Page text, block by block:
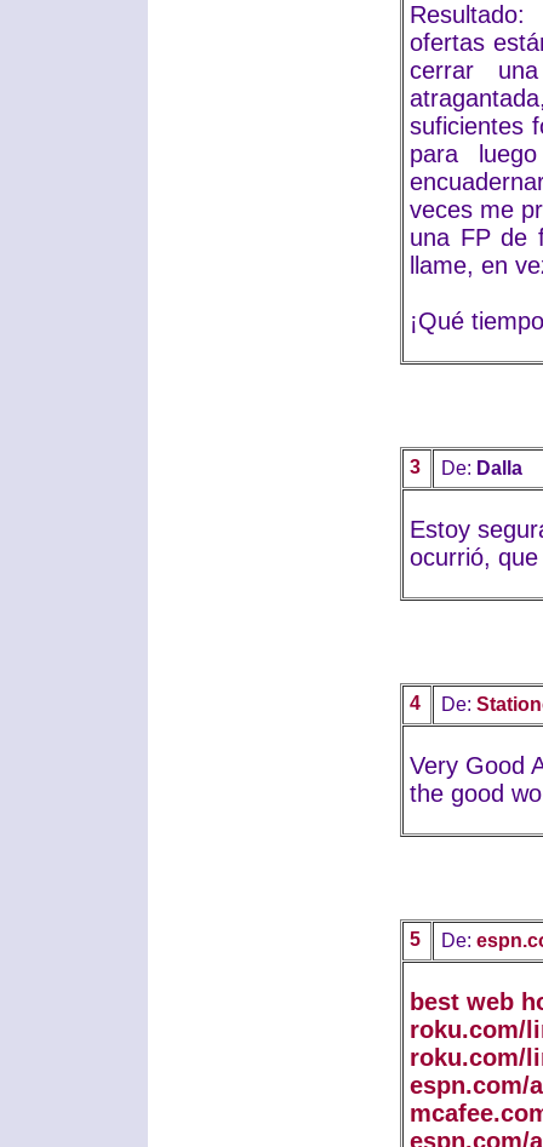
ofertas
cerrar
suficientes
para
veces me
una FP de
llame, en
¡Qué
3 De: Dalla
Estoy
ocurrió,
4 De:
Very Good
the good
5 De:
best web
roku.com/
roku.com/
espn.com/
espn.com/